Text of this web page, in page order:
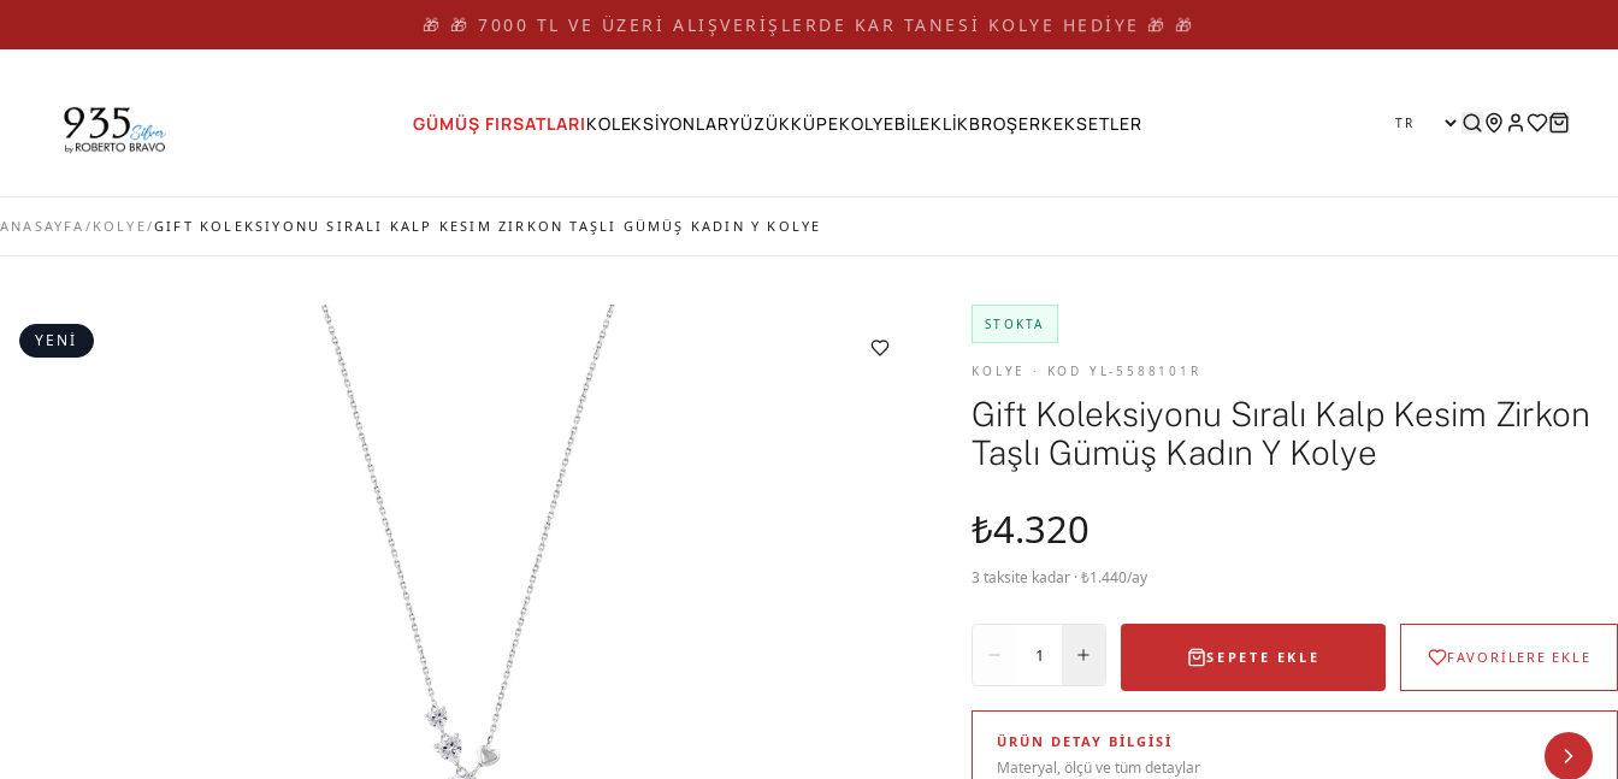
🎁 🎁 7000 TL VE ÜZERİ ALIŞVERİŞLERDE KAR TANESİ KOLYE HEDİYE 🎁 🎁
GÜMÜŞ FIRSATLARIKOLEKSİYONLARYÜZÜKKÜPEKOLYEBİLEKLİKBROŞERKEKSETLER
ANASAYFA / KOLYE/GIFT KOLEKSIYONU SIRALI KALP KESIM ZIRKON TAŞLI GÜMÜŞ KADIN Y KOLYE
YENI
STOKTA
KOLYE · KOD YL-5588101R
Gift Koleksiyonu Sıralı Kalp Kesim Zirkon
Taşlı Gümüş Kadın Y Kolye
₺4.320
3 taksite kadar · ₺1.440/ay
1 SEPETE EKLE FAVORİLERE EKLE
ÜRÜN DETAY BILGISI
Materyal, ölçü ve tüm detaylar